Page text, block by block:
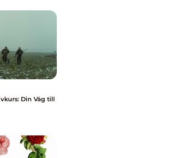
Din Väg till